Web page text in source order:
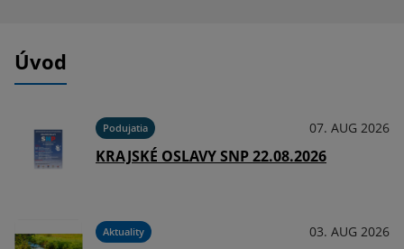
Úvod
Podujatia 07. AUG 2026
KRAJSKÉ OSLAVY SNP 22.08.2026
Aktuality 03. AUG 2026